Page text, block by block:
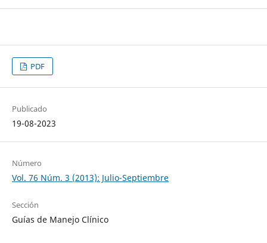
PDF
Publicado
19-08-2023
Número
Vol. 76 Núm. 3 (2013): Julio-Septiembre
Sección
Guías de Manejo Clínico